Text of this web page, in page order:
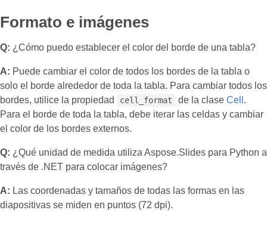
Formato e imágenes
Q: ¿Cómo puedo establecer el color del borde de una tabla?
A: Puede cambiar el color de todos los bordes de la tabla o
solo el borde alrededor de toda la tabla. Para cambiar todos los
bordes, utilice la propiedad
cell_format de la clase Cell .
Para el borde de toda la tabla, debe iterar las celdas y cambiar
el color de los bordes externos.
Q: ¿Qué unidad de medida utiliza Aspose.Slides para Python a
través de .NET para colocar imágenes?
A: Las coordenadas y tamaños de todas las formas en las
diapositivas se miden en puntos (72 dpi).